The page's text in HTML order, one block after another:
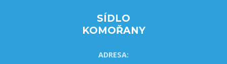
SÍDLO
KOMOŘANY
ADRESA: